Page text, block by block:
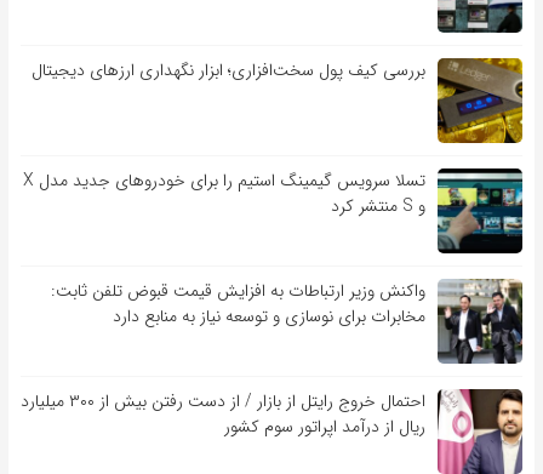
بررسی کیف‌ پول سخت‌افزاری؛ ابزار نگهداری ارزهای دیجیتال
تسلا سرویس گیمینگ استیم را برای خودروهای جدید مدل X
و S منتشر کرد
واکنش وزیر ارتباطات به افزایش قیمت قبوض تلفن ثابت:
مخابرات برای نوسازی و توسعه نیاز به منابع دارد
احتمال خروج رایتل از بازار / از دست رفتن بیش از ۳۰۰ میلیارد
ریال از درآمد اپراتور سوم کشور